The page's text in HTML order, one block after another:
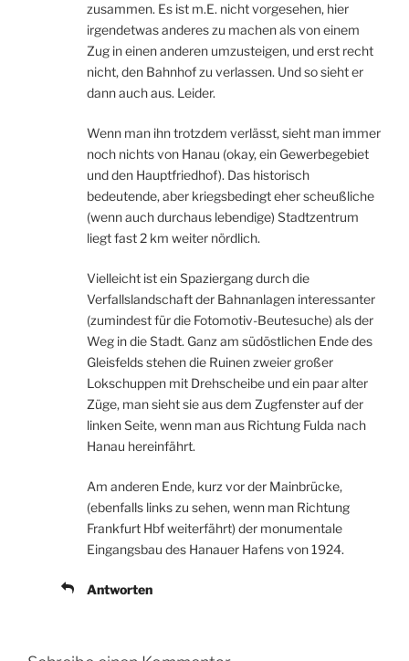
zusammen. Es ist m.E. nicht vorgesehen, hier
irgendetwas anderes zu machen als von einem
Zug in einen anderen umzusteigen, und erst recht
nicht, den Bahnhof zu verlassen. Und so sieht er
dann auch aus. Leider.
Wenn man ihn trotzdem verlässt, sieht man immer
noch nichts von Hanau (okay, ein Gewerbegebiet
und den Hauptfriedhof). Das historisch
bedeutende, aber kriegsbedingt eher scheußliche
(wenn auch durchaus lebendige) Stadtzentrum
liegt fast 2 km weiter nördlich.
Vielleicht ist ein Spaziergang durch die
Verfallslandschaft der Bahnanlagen interessanter
(zumindest für die Fotomotiv-Beutesuche) als der
Weg in die Stadt. Ganz am südöstlichen Ende des
Gleisfelds stehen die Ruinen zweier großer
Lokschuppen mit Drehscheibe und ein paar alter
Züge, man sieht sie aus dem Zugfenster auf der
linken Seite, wenn man aus Richtung Fulda nach
Hanau hereinfährt.
Am anderen Ende, kurz vor der Mainbrücke,
(ebenfalls links zu sehen, wenn man Richtung
Frankfurt Hbf weiterfährt) der monumentale
Eingangsbau des Hanauer Hafens von 1924.
Antworten